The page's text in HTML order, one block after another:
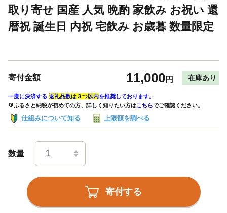
取り寄せ 国産 人気 晩酌 家飲み お祝い 還
暦祝 誕生日 内祝 宅飲み お歳暮 数量限定
寄付金額 11,000円 在庫あり
一度に決済する 返礼品数は３つ以内を推奨しております。
🔰ふるさと納税が初めての方、詳しく知りたい方はこちらでご確認ください。
仕組みについて知る 上限額を調べる
数量
寄付する